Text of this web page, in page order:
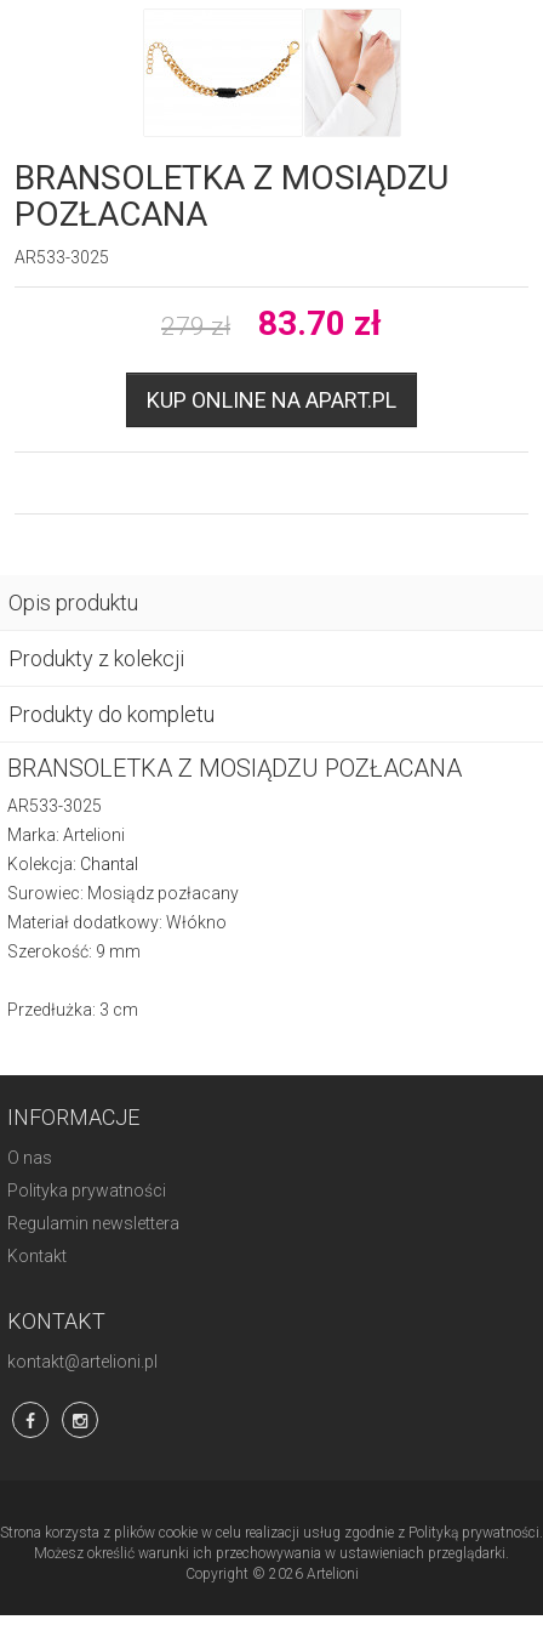
BRANSOLETKA Z MOSIĄDZU
POZŁACANA
AR533-3025
279 zł 83.70 zł
KUP ONLINE NA APART.PL
Opis produktu
Produkty z kolekcji
Produkty do kompletu
BRANSOLETKA Z MOSIĄDZU POZŁACANA
AR533-3025
Marka: Artelioni
Kolekcja: Chantal
Surowiec: Mosiądz pozłacany
Materiał dodatkowy: Włókno
Szerokość: 9 mm
Przedłużka: 3 cm
INFORMACJE
O nas
Polityka prywatności
Regulamin newslettera
Kontakt
KONTAKT
kontakt@artelioni.pl
Strona korzysta z plików cookie w celu realizacji usług zgodnie z Polityką prywatności.
Możesz określić warunki ich przechowywania w ustawieniach przeglądarki.
Copyright © 2026 Artelioni